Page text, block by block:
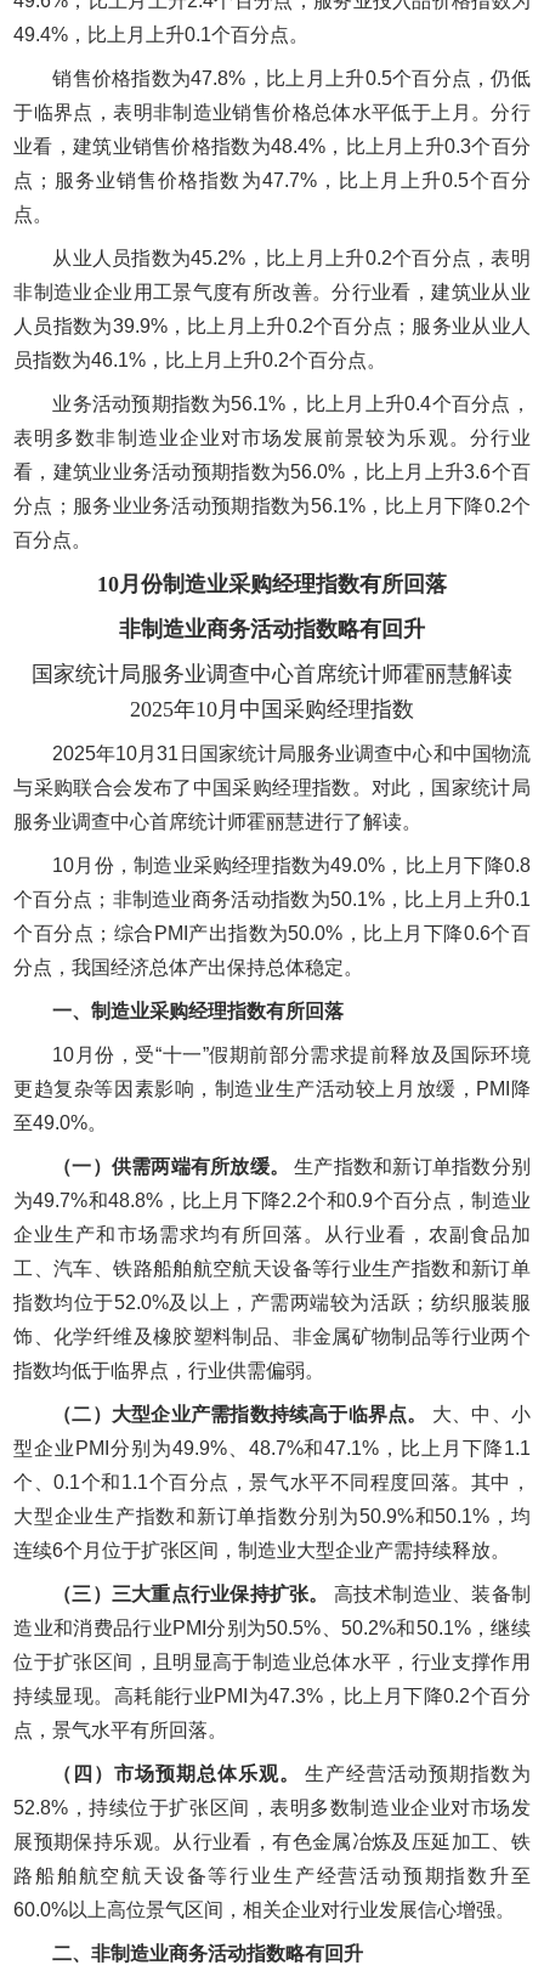
49.4%，比上月上升0.1个百分点。
销售价格指数为47.8%，比上月上升0.5个百分点，仍低
于临界点，表明非制造业销售价格总体水平低于上月。分行
业看，建筑业销售价格指数为48.4%，比上月上升0.3个百分
点；服务业销售价格指数为47.7%，比上月上升0.5个百分
点。
从业人员指数为45.2%，比上月上升0.2个百分点，表明
非制造业企业用工景气度有所改善。分行业看，建筑业从业
人员指数为39.9%，比上月上升0.2个百分点；服务业从业人
员指数为46.1%，比上月上升0.2个百分点。
业务活动预期指数为56.1%，比上月上升0.4个百分点，
表明多数非制造业企业对市场发展前景较为乐观。分行业
看，建筑业业务活动预期指数为56.0%，比上月上升3.6个百
分点；服务业业务活动预期指数为56.1%，比上月下降0.2个
百分点。
10月份制造业采购经理指数有所回落
非制造业商务活动指数略有回升
国家统计局服务业调查中心首席统计师霍丽慧解读
2025年10月中国采购经理指数
2025年10月31日国家统计局服务业调查中心和中国物流
与采购联合会发布了中国采购经理指数。对此，国家统计局
服务业调查中心首席统计师霍丽慧进行了解读。
10月份，制造业采购经理指数为49.0%，比上月下降0.8
个百分点；非制造业商务活动指数为50.1%，比上月上升0.1
个百分点；综合PMI产出指数为50.0%，比上月下降0.6个百
分点，我国经济总体产出保持总体稳定。
一、制造业采购经理指数有所回落
10月份，受“十一”假期前部分需求提前释放及国际环境
更趋复杂等因素影响，制造业生产活动较上月放缓，PMI降
至49.0%。
（一）供需两端有所放缓。
生产指数和新订单指数分别
为49.7%和48.8%，比上月下降2.2个和0.9个百分点，制造业
企业生产和市场需求均有所回落。从行业看，农副食品加
工、汽车、铁路船舶航空航天设备等行业生产指数和新订单
指数均位于52.0%及以上，产需两端较为活跃；纺织服装服
饰、化学纤维及橡胶塑料制品、非金属矿物制品等行业两个
指数均低于临界点，行业供需偏弱。
（二）大型企业产需指数持续高于临界点。
大、中、小
型企业PMI分别为49.9%、48.7%和47.1%，比上月下降1.1
个、0.1个和1.1个百分点，景气水平不同程度回落。其中，
大型企业生产指数和新订单指数分别为50.9%和50.1%，均
连续6个月位于扩张区间，制造业大型企业产需持续释放。
（三）三大重点行业保持扩张。
高技术制造业、装备制
造业和消费品行业PMI分别为50.5%、50.2%和50.1%，继续
位于扩张区间，且明显高于制造业总体水平，行业支撑作用
持续显现。高耗能行业PMI为47.3%，比上月下降0.2个百分
点，景气水平有所回落。
（四）市场预期总体乐观。
生产经营活动预期指数为
52.8%，持续位于扩张区间，表明多数制造业企业对市场发
展预期保持乐观。从行业看，有色金属冶炼及压延加工、铁
路船舶航空航天设备等行业生产经营活动预期指数升至
60.0%以上高位景气区间，相关企业对行业发展信心增强。
二、非制造业商务活动指数略有回升